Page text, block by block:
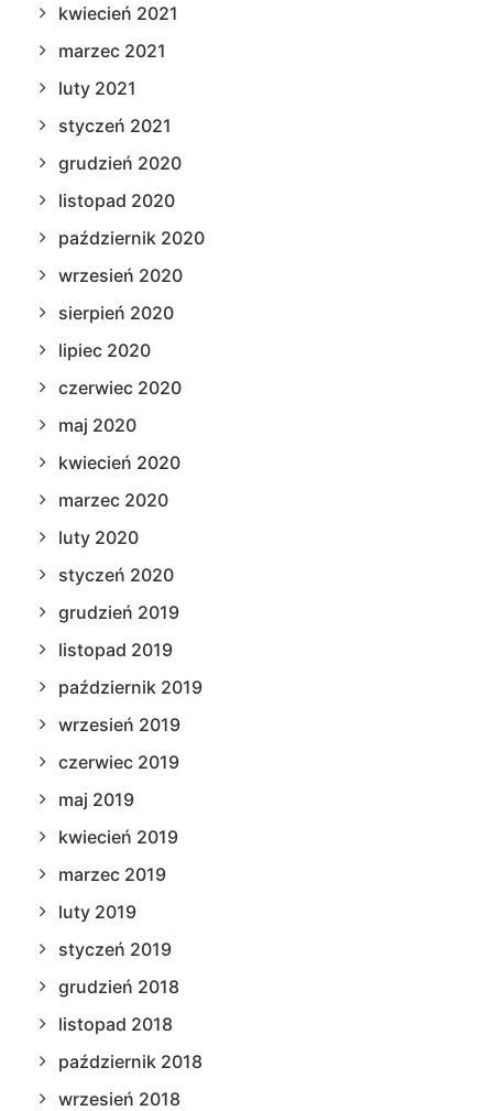
kwiecień 2021
marzec 2021
luty 2021
styczeń 2021
grudzień 2020
listopad 2020
październik 2020
wrzesień 2020
sierpień 2020
lipiec 2020
czerwiec 2020
maj 2020
kwiecień 2020
marzec 2020
luty 2020
styczeń 2020
grudzień 2019
listopad 2019
październik 2019
wrzesień 2019
czerwiec 2019
maj 2019
kwiecień 2019
marzec 2019
luty 2019
styczeń 2019
grudzień 2018
listopad 2018
październik 2018
wrzesień 2018